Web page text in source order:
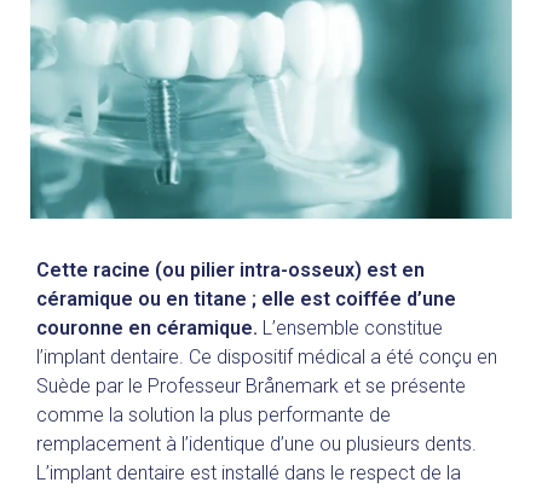
Cette racine (ou pilier intra-osseux) est en
céramique ou en titane ; elle est coiffée d’une
couronne en céramique. L’ensemble constitue
l’implant dentaire. Ce dispositif médical a été conçu en
Suède par le Professeur Brånemark et se présente
comme la solution la plus performante de
remplacement à l’identique d’une ou plusieurs dents.
L’implant dentaire est installé dans le respect de la